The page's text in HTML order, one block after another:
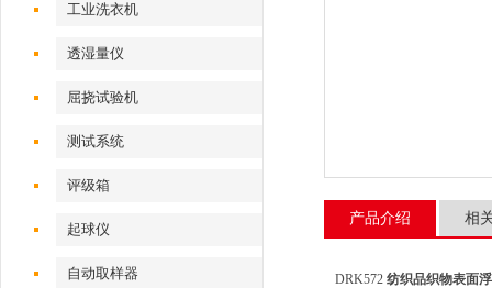
工业洗衣机
透湿量仪
屈挠试验机
测试系统
评级箱
起球仪
自动取样器
产品介绍 相
DRK572 纺织品织物表面